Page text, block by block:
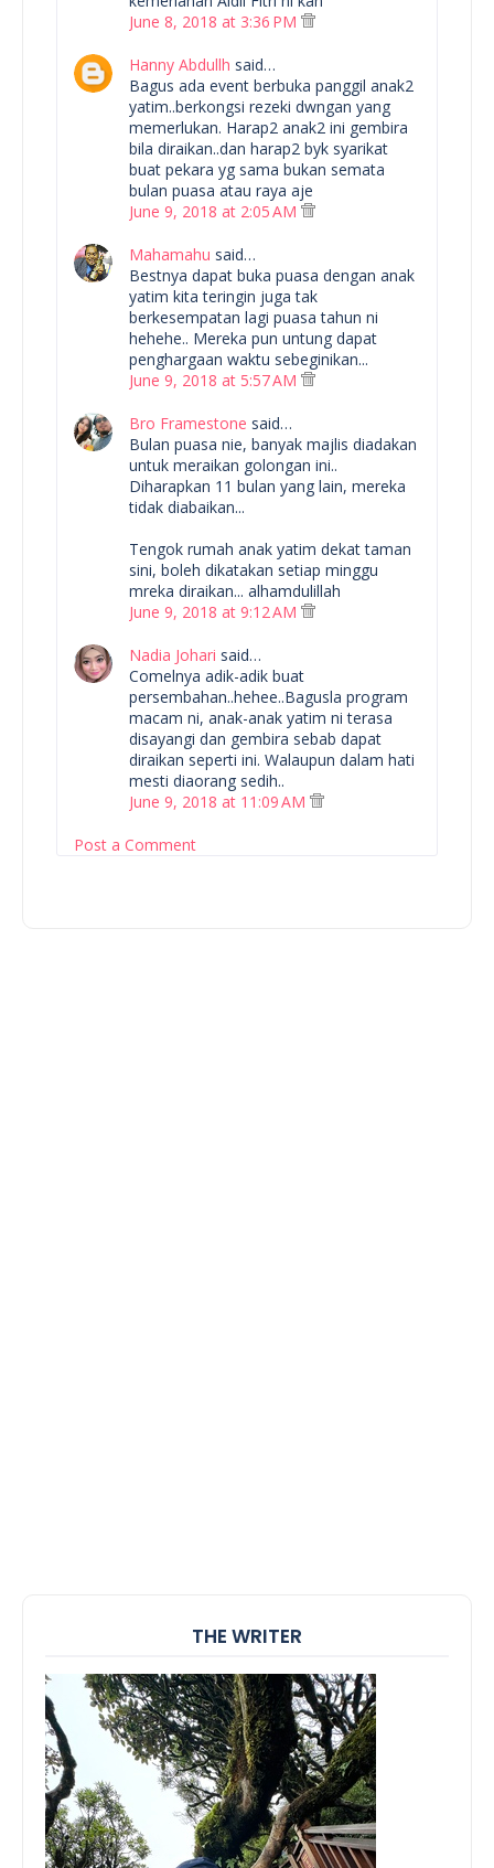
June 8, 2018 at 3:36 PM
Hanny Abdullh said…
Bagus ada event berbuka panggil anak2
yatim..berkongsi rezeki dwngan yang
memerlukan. Harap2 anak2 ini gembira
bila diraikan..dan harap2 byk syarikat
buat pekara yg sama bukan semata
bulan puasa atau raya aje
June 9, 2018 at 2:05 AM
Mahamahu said…
Bestnya dapat buka puasa dengan anak
yatim kita teringin juga tak
berkesempatan lagi puasa tahun ni
hehehe.. Mereka pun untung dapat
penghargaan waktu sebeginikan...
June 9, 2018 at 5:57 AM
Bro Framestone said…
Bulan puasa nie, banyak majlis diadakan
untuk meraikan golongan ini..
Diharapkan 11 bulan yang lain, mereka
tidak diabaikan...
Tengok rumah anak yatim dekat taman
sini, boleh dikatakan setiap minggu
mreka diraikan... alhamdulillah
June 9, 2018 at 9:12 AM
Nadia Johari said…
Comelnya adik-adik buat
persembahan..hehee..Bagusla program
macam ni, anak-anak yatim ni terasa
disayangi dan gembira sebab dapat
diraikan seperti ini. Walaupun dalam hati
mesti diaorang sedih..
June 9, 2018 at 11:09 AM
Post a Comment
THE WRITER